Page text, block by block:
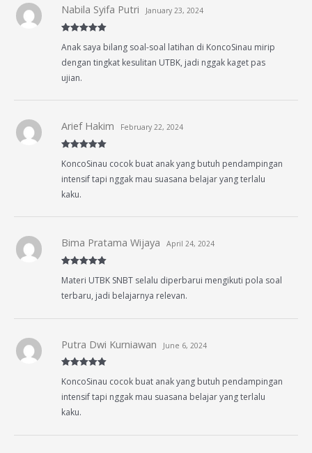
of 5
Nabila Syifa Putri January 23, 2024
Anak saya bilang soal-soal latihan di KoncoSinau mirip
dengan tingkat kesulitan UTBK, jadi nggak kaget pas
ujian.
of 5
Arief Hakim February 22, 2024
KoncoSinau cocok buat anak yang butuh pendampingan
intensif tapi nggak mau suasana belajar yang terlalu
kaku.
of 5
Bima Pratama Wijaya April 24, 2024
Materi UTBK SNBT selalu diperbarui mengikuti pola soal
terbaru, jadi belajarnya relevan.
of 5
Putra Dwi Kurniawan June 6, 2024
KoncoSinau cocok buat anak yang butuh pendampingan
intensif tapi nggak mau suasana belajar yang terlalu
kaku.